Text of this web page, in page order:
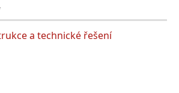
a technické řešení